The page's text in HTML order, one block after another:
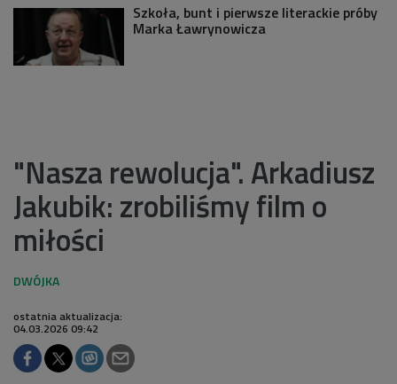
Szkoła, bunt i pierwsze literackie próby
Marka Ławrynowicza
"Nasza rewolucja". Arkadiusz
Jakubik: zrobiliśmy film o
miłości
ostatnia aktualizacja:
04.03.2026 09:42